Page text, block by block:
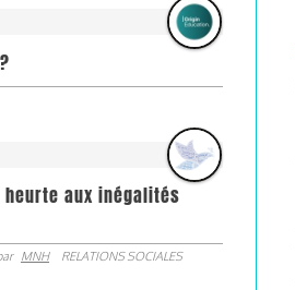
aux inégalités
MNH RELATIONS SOCIALES